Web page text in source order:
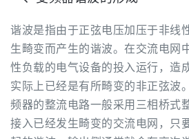
谐波是指由于正弦电压加压于非线
生畸变而产生的谐波。在交流电网
性负载的电气设备的投入运行，造
实际上已经是有所畸变的非正弦波
频器的整流电路一般采用三相桥式
接入已经发生畸变的交流电网，只